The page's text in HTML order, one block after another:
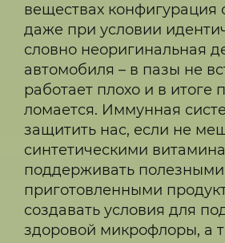
веществах конфигурация
даже при условии
словно неоригинальная
автомобиля – в пазы не
работает плохо и в итоге
ломается. Иммунная
защитить нас, если не
синтетическими
поддерживать
приготовленными
создавать условия для
здоровой микрофлоры, а